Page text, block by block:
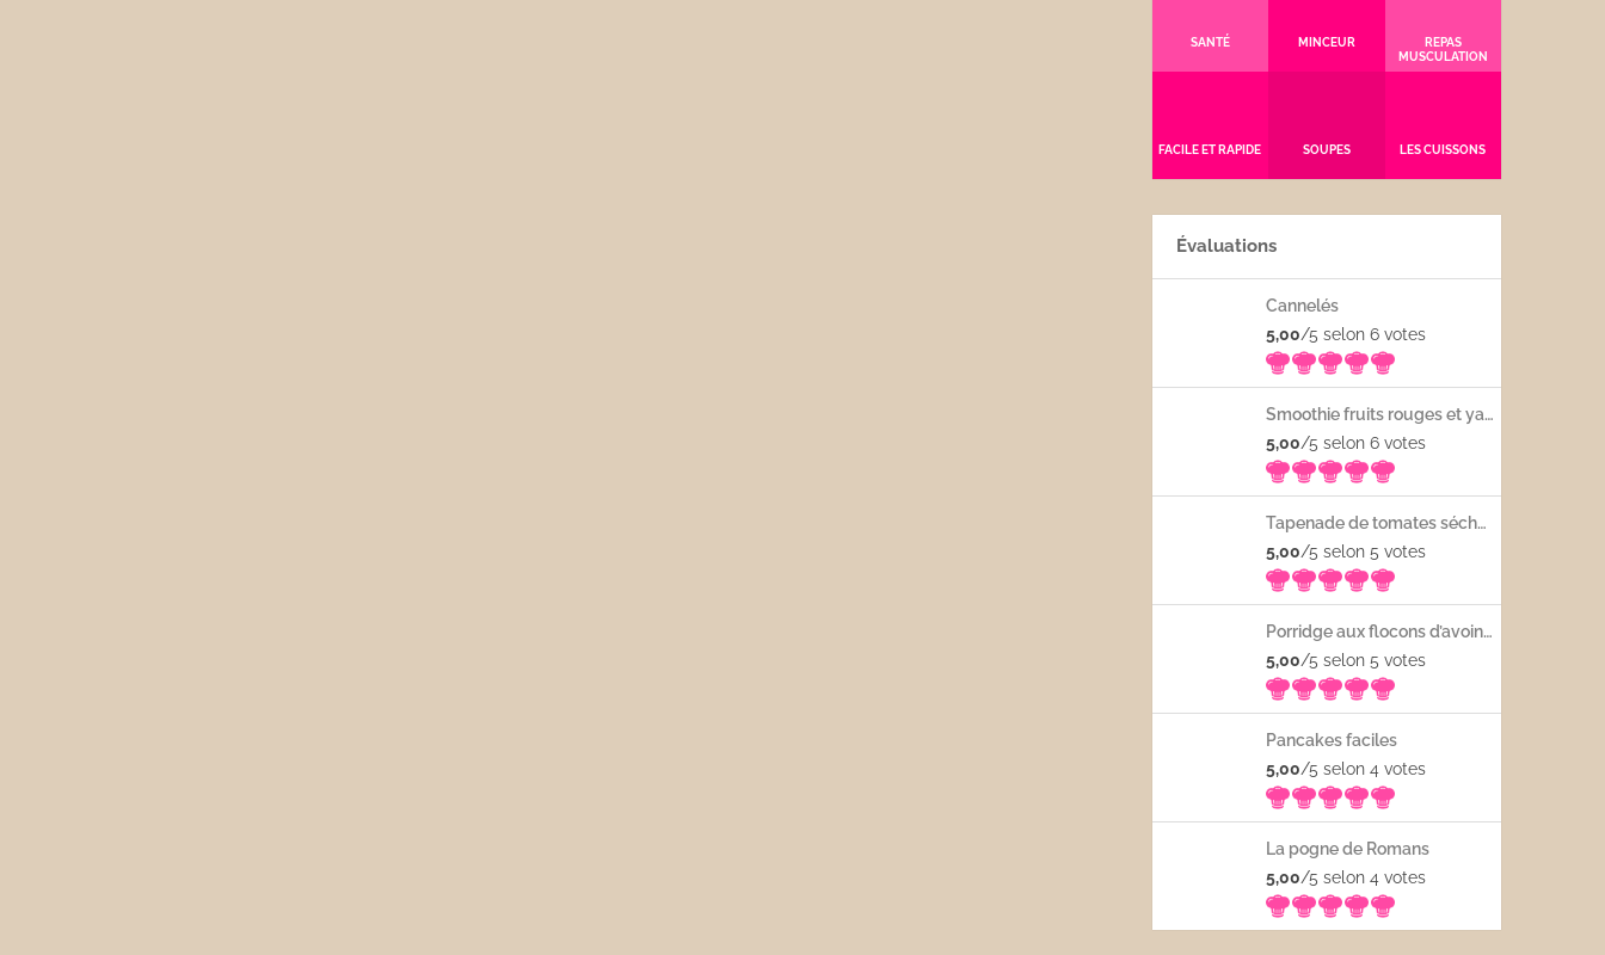
SANTÉ MINCEUR
REPAS
MUSCULATION
FACILE ET RAPIDE SOUPES LES CUISSONS
Évaluations
Cannelés
5,00/5 selon 6 votes
Smoothie fruits rouges et yaourt
5,00/5 selon 6 votes
Tapenade de tomates séchées
5,00/5 selon 5 votes
Porridge aux flocons d’avoine avec les fruits frais
5,00/5 selon 5 votes
Pancakes faciles
5,00/5 selon 4 votes
La pogne de Romans
5,00/5 selon 4 votes